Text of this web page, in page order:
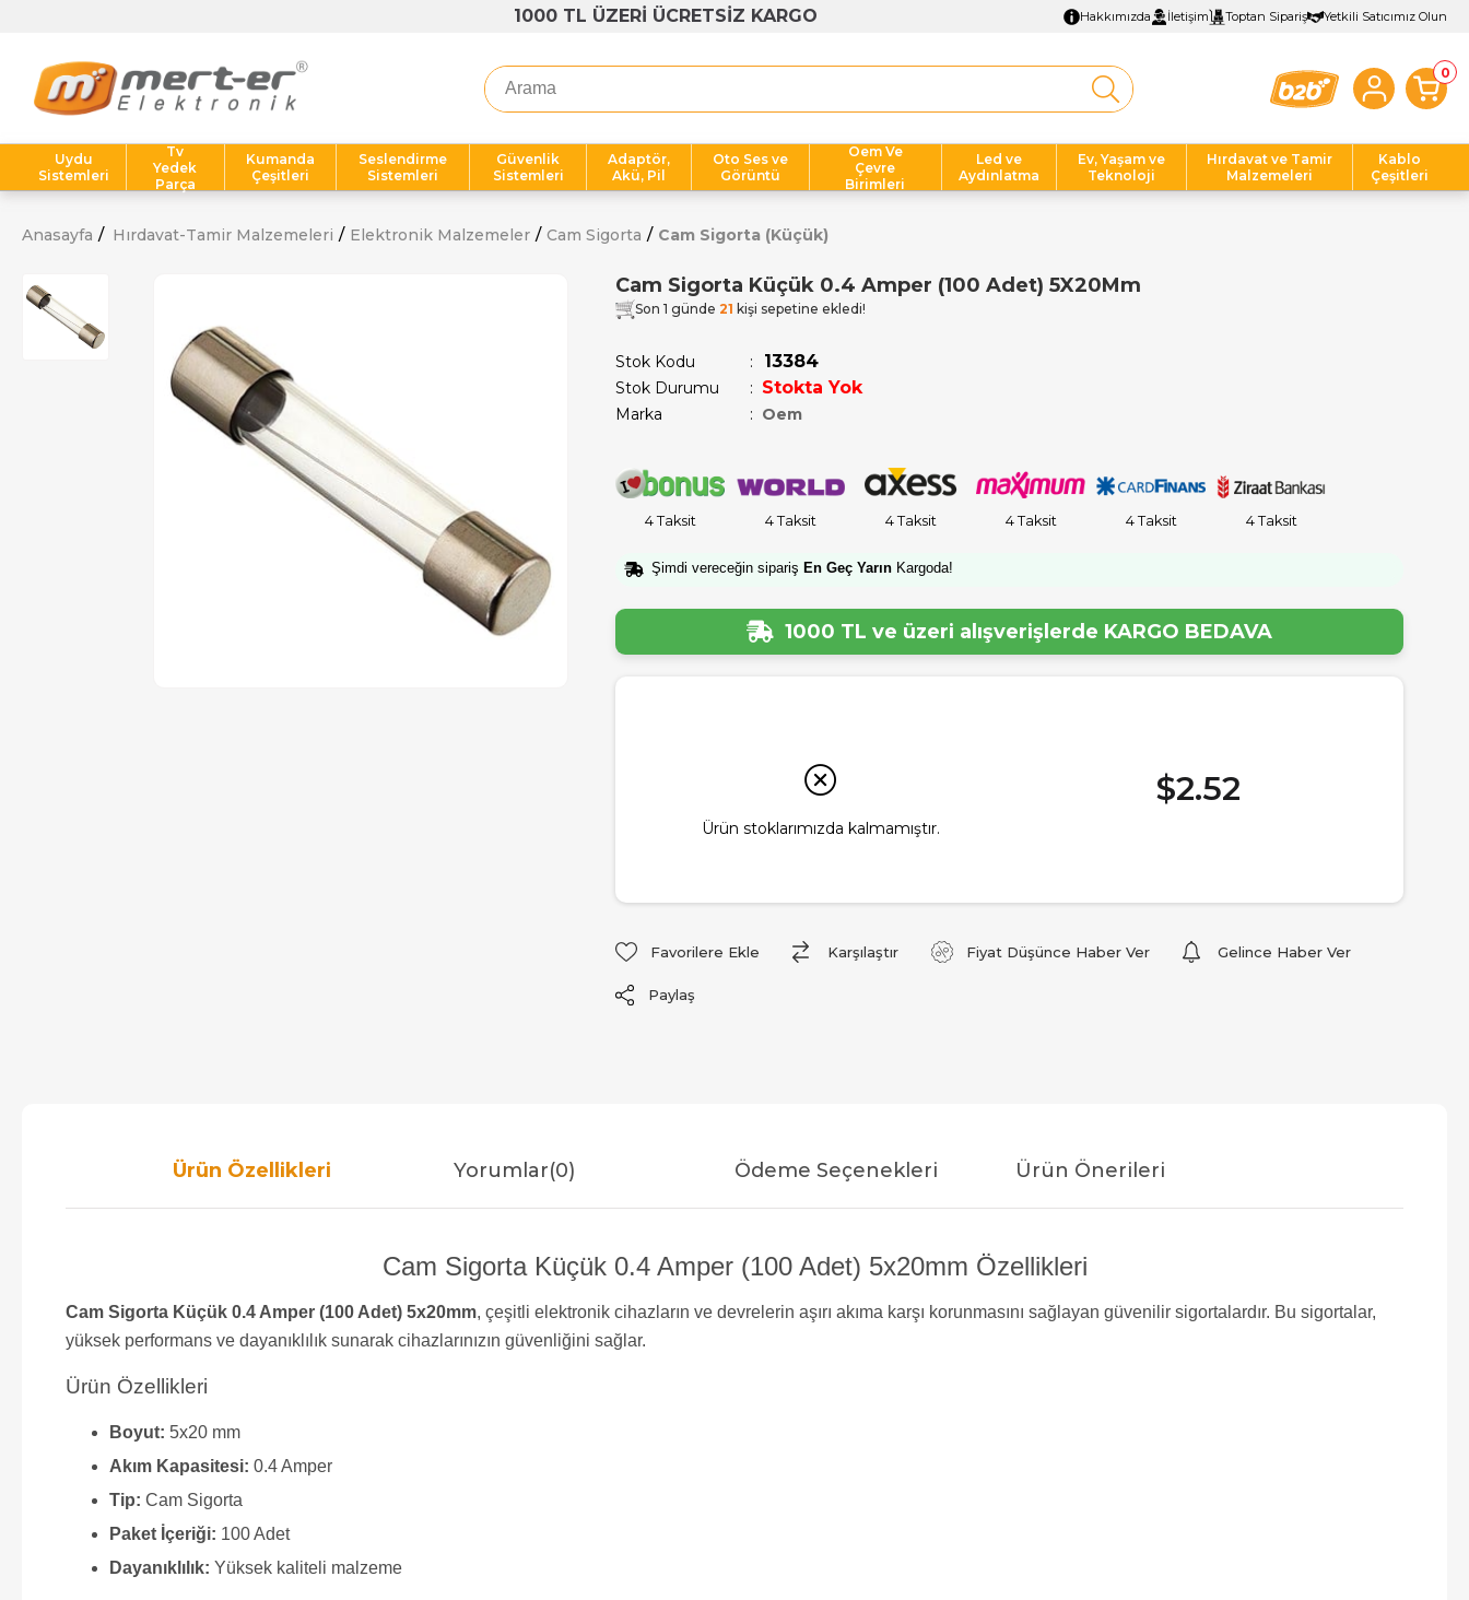
1000 TL ÜZERİ ÜCRETSİZ KARGO Hakkımızda İletişim Toptan Sipariş Yetkili Satıcımız Olun
0
Uydu
Sistemleri
Tv
Yedek
Parça
Kumanda
Çeşitleri
Seslendirme
Sistemleri
Güvenlik
Sistemleri
Adaptör,
Akü, Pil
Oto Ses ve
Görüntü
Oem Ve
Çevre
Birimleri
Led ve
Aydınlatma
Ev, Yaşam ve
Teknoloji
Hırdavat ve Tamir
Malzemeleri
Kablo
Çeşitleri
Anasayfa Hırdavat-Tamir Malzemeleri Elektronik Malzemeler Cam Sigorta Cam Sigorta (Küçük)
Cam Sigorta Küçük 0.4 Amper (100 Adet) 5X20Mm
Son 1 günde 21 kişi sepetine ekledi!
Stok Kodu 13384
Stok Durumu : Stokta Yok
Marka : Oem
4 Taksit 4 Taksit 4 Taksit 4 Taksit 4 Taksit 4 Taksit
Şimdi vereceğin sipariş En Geç Yarın Kargoda!
1000 TL ve üzeri alışverişlerde KARGO BEDAVA
Ürün stoklarımızda kalmamıştır.
$2.52
Favorilere Ekle Karşılaştır Fiyat Düşünce Haber Ver Gelince Haber Ver
Paylaş
Ürün Özellikleri Yorumlar(0) Ödeme Seçenekleri Ürün Önerileri
Cam Sigorta Küçük 0.4 Amper (100 Adet) 5x20mm Özellikleri
Cam Sigorta Küçük 0.4 Amper (100 Adet) 5x20mm, çeşitli elektronik cihazların ve devrelerin aşırı akıma karşı korunmasını sağlayan güvenilir sigortalardır. Bu sigortalar,
yüksek performans ve dayanıklılık sunarak cihazlarınızın güvenliğini sağlar.
Ürün Özellikleri
Boyut: 5x20 mm
Akım Kapasitesi: 0.4 Amper
Tip: Cam Sigorta
Paket İçeriği: 100 Adet
Dayanıklılık: Yüksek kaliteli malzeme